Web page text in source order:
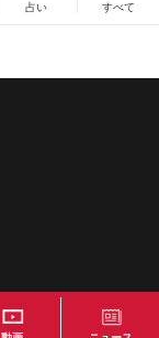
占い すべて